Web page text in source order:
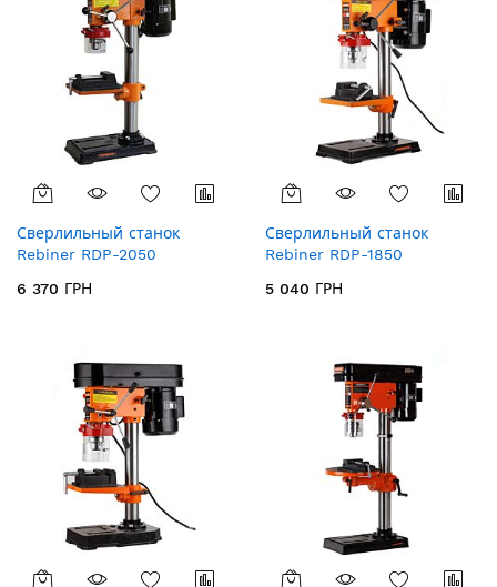
Сверлильный станок
Rebiner RDP-2050
6 370 ГРН
Сверлильный станок
Rebiner RDP-1850
5 040 ГРН